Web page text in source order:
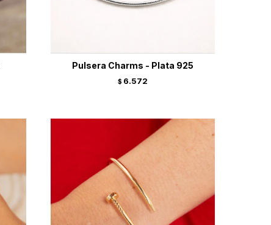
Pulsera Charms - Plata 925
$ 6.572